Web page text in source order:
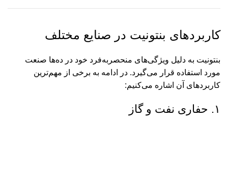
کاربردهای بنتونیت در صنایع مختلف
بنتونیت به دلیل ویژگی‌های منحصربه‌فرد خود در ده‌ها صنعت
مورد استفاده قرار می‌گیرد. در ادامه به برخی از مهم‌ترین
کاربردهای آن اشاره می‌کنیم:
۱. حفاری نفت و گاز